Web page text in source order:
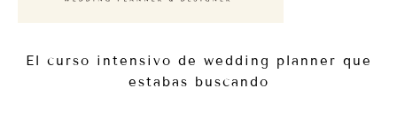
El curso intensivo de wedding planner que
estabas buscando